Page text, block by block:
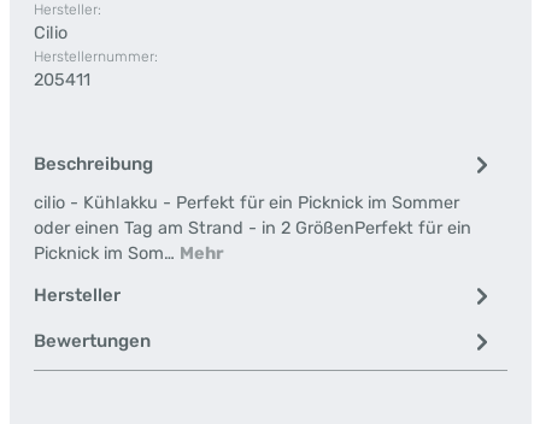
Hersteller:
Cilio
Herstellernummer:
205411
Beschreibung
cilio - Kühlakku - Perfekt für ein Picknick im Sommer
oder einen Tag am Strand - in 2 GrößenPerfekt für ein
Picknick im Som… Mehr
Hersteller
Bewertungen